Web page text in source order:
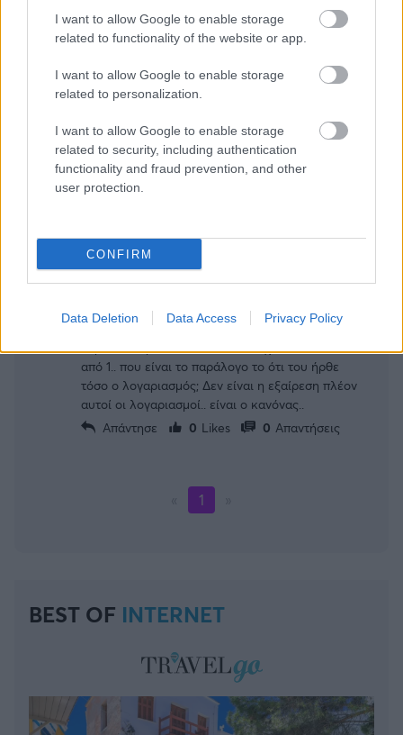
I want to allow Google to enable storage
related to functionality of the website or app.
I want to allow Google to enable storage
related to personalization.
I want to allow Google to enable storage
related to security, including authentication
functionality and fraud prevention, and other
user protection.
CONFIRM
Data Deletion Data Access Privacy Policy
Εγγραφή Σύνδεση
Πρόσφατα
LaChDaNaN
23/10/2022 - 22:45
Η τιμή της κιλοβατώρας στην Ευρώπη είναι
κάπου στο 1-1.1 euro.. Έκαψε 11240 κιλοβατώρες..
Δεν είναι κάτι παράλογο.. ο ίδιος λέει ότι
συνήθως οι λογαριασμοί ήταν γύρω στα 5,000...
(άρα κατανάλωση ρευμάτος για aircodition κλπ)
και με δεδομένο ότι η αξία της κιλοβατώρας από
από 1.. που είναι το παράλογο το ότι του ήρθε
τόσο ο λογαριασμός; Δεν είναι η εξαίρεση πλέον
αυτοί οι λογαριασμοί.. είναι ο κανόνας..
Απάντησε
0 Likes 0 Απαντήσεις
1
BEST OF INTERNET